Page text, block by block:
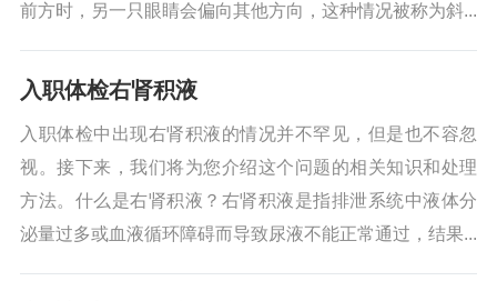
前方时，另一只眼睛会偏向其他方向，这种情况被称为斜...
入职体检右肾积液
入职体检中出现右肾积液的情况并不罕见，但是也不容忽
视。接下来，我们将为您介绍这个问题的相关知识和处理
方法。什么是右肾积液？右肾积液是指排泄系统中液体分
泌量过多或血液循环障碍而导致尿液不能正常通过，结果...